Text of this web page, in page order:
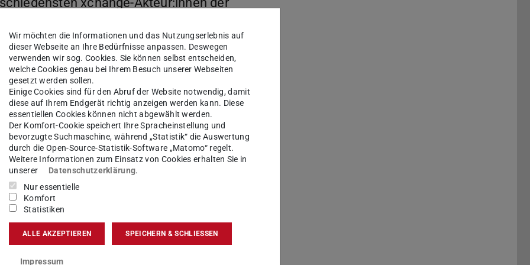
zentralen Einheiten und der
Community treffen wir uns
der TU Darmstadt in den Austausch
Austausch im Vordergrund.
TU Darmstadt leben uns
aus den xchange-Koordinator:innender
durch Vertreter:innen der
und der ULB.
Treffen
Wir möchten die Informationen und das Nutzungserlebnis auf
dieser Webseite an Ihre Bedürfnisse anpassen. Deswegen
verwenden wir sog. Cookies. Sie können selbst entscheiden,
welche Cookies genau bei Ihrem Besuch unserer Webseiten
gesetzt werden sollen.
Einige Cookies sind für den Abruf der Website notwendig, damit
diese auf Ihrem Endgerät richtig anzeigen werden kann. Diese
essentiellen Cookies können nicht abgewählt werden.
Der Komfort-Cookie speichert Ihre Spracheinstellung und
bevorzugte Suchmaschine, während „Statistik“ die Auswertung
durch die Open-Source-Statistik-Software „Matomo“ regelt.
Weitere Informationen zum Einsatz von Cookies erhalten Sie in
unserer
Datenschutzerklärung.
Nur essentielle
Komfort
Statistiken
ALLE AKZEPTIEREN SPEICHERN & SCHLIESSEN
Impressum